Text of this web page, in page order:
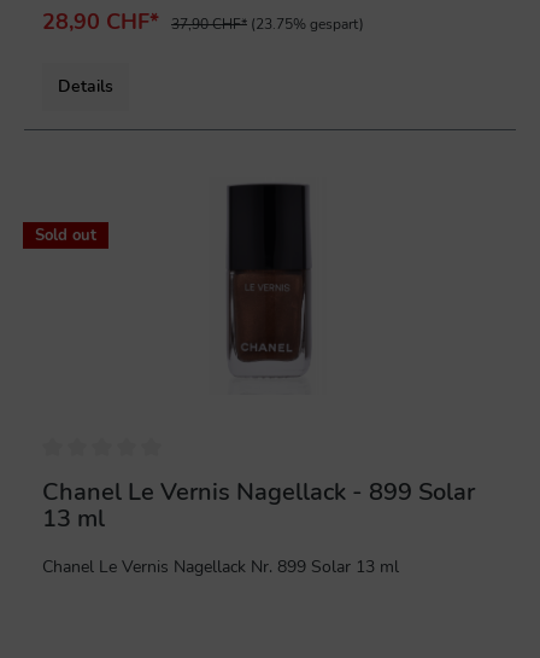
28,90 CHF* 37,90 CHF* (23.75% gespart)
Details
Sold out
Chanel Le Vernis Nagellack - 899 Solar
13 ml